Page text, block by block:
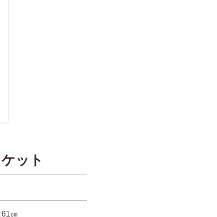
ット
㎝